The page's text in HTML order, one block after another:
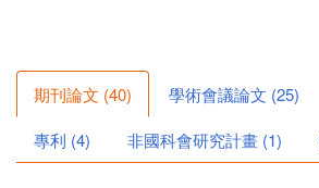
期刊論文 (40) 學術會議論文 (25)
專利 (4) 非國科會研究計畫 (1)